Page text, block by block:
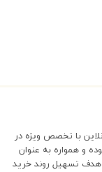
با تخصص ویژه در
و همواره به عنوان
هدف تسهیل روند خرید